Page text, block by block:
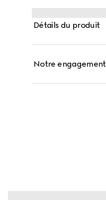
Détails du produit
Notre engagement